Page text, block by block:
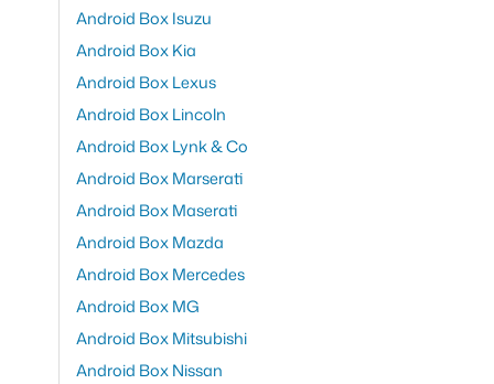
Android Box Isuzu
Android Box Kia
Android Box Lexus
Android Box Lincoln
Android Box Lynk & Co
Android Box Marserati
Android Box Maserati
Android Box Mazda
Android Box Mercedes
Android Box MG
Android Box Mitsubishi
Android Box Nissan